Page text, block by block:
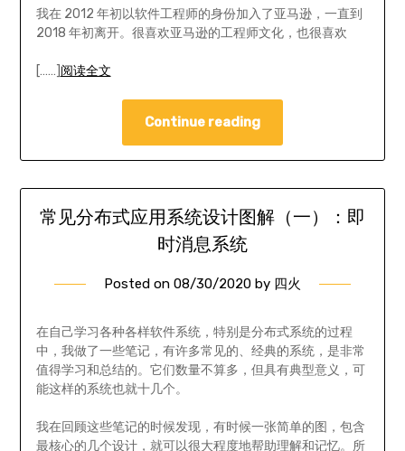
我在 2012 年初以软件工程师的身份加入了亚马逊，一直到
2018 年初离开。很喜欢亚马逊的工程师文化，也很喜欢
[……] 阅读全文
Continue reading
常见分布式应用系统设计图解（一）：即
时消息系统
Posted on 08/30/2020 by 四火
在自己学习各种各样软件系统，特别是分布式系统的过程
中，我做了一些笔记，有许多常见的、经典的系统，是非常
值得学习和总结的。它们数量不算多，但具有典型意义，可
能这样的系统也就十几个。
我在回顾这些笔记的时候发现，有时候一张简单的图，包含
最核心的几个设计，就可以很大程度地帮助理解和记忆。所